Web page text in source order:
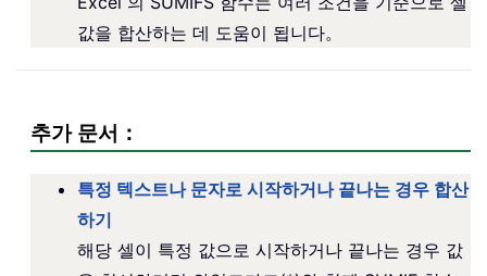
값을 합산하는 데 도움이 됩니다。
추가 문서：
특정 텍스트나 문자로 시작하거나 끝나는 경우 합산
하기
해당 셀이 특정 값으로 시작하거나 끝나는 경우 값